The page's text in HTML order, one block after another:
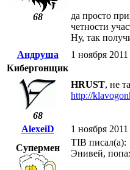
68
да просто
четности
Ну, так
Андруша
1 ноября
Кибергонщик
68
HRUST, не
http://
AlexeiD
1 ноября 2011
Супермен
TIB писал(а):
Энивей,